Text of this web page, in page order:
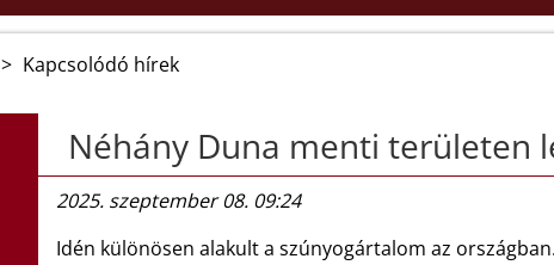
> Kapcsolódó hírek
Néhány Duna menti területen
2025. szeptember 08. 09:24
Idén különösen alakult a szúnyogártalom az